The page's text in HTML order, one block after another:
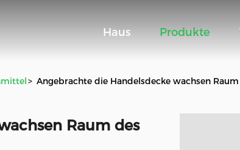
Haus Produkte
> Angebrachte die Handelsdecke wachsen
Raum des